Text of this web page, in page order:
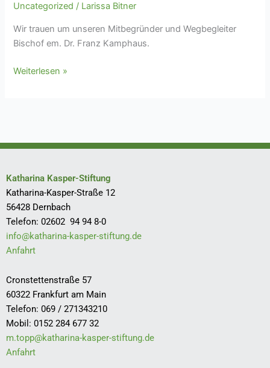
Uncategorized / Larissa Bitner
Wir trauen um unseren Mitbegründer und Wegbegleiter
Bischof em. Dr. Franz Kamphaus.
Weiterlesen »
Katharina Kasper-Stiftung
Katharina-Kasper-Straße 12
56428 Dernbach
Telefon: 02602 94 94 8-0
info@katharina-kasper-stiftung.de
Anfahrt
Cronstettenstraße 57
60322 Frankfurt am Main
Telefon: 069 / 271343210
Mobil: 0152 284 677 32
m.topp@katharina-kasper-stiftung.de
Anfahrt